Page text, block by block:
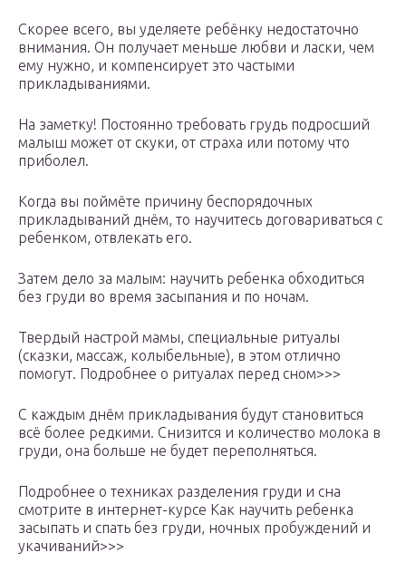
Скорее всего, вы уделяете ребёнку недостаточно
внимания. Он получает меньше любви и ласки, чем
ему нужно, и компенсирует это частыми
прикладываниями.
На заметку! Постоянно требовать грудь подросший
малыш может от скуки, от страха или потому что
приболел.
Когда вы поймёте причину беспорядочных
прикладываний днём, то научитесь договариваться с
ребенком, отвлекать его.
Затем дело за малым: научить ребенка обходиться
без груди во время засыпания и по ночам.
Твердый настрой мамы, специальные ритуалы
(сказки, массаж, колыбельные), в этом отлично
помогут. Подробнее о ритуалах перед сном>>>
С каждым днём прикладывания будут становиться
всё более редкими. Снизится и количество молока в
груди, она больше не будет переполняться.
Подробнее о техниках разделения груди и сна
смотрите в интернет-курсе Как научить ребенка
засыпать и спать без груди, ночных пробуждений и
укачиваний>>>